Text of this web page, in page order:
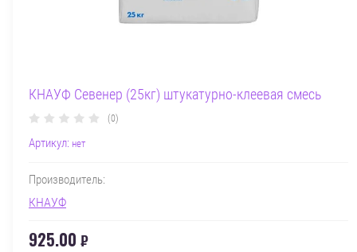
КНАУФ Севенер (25кг) штукатурно-клеевая смесь
(0)
Артикул: нет
Производитель:
КНАУФ
925.00 ₽